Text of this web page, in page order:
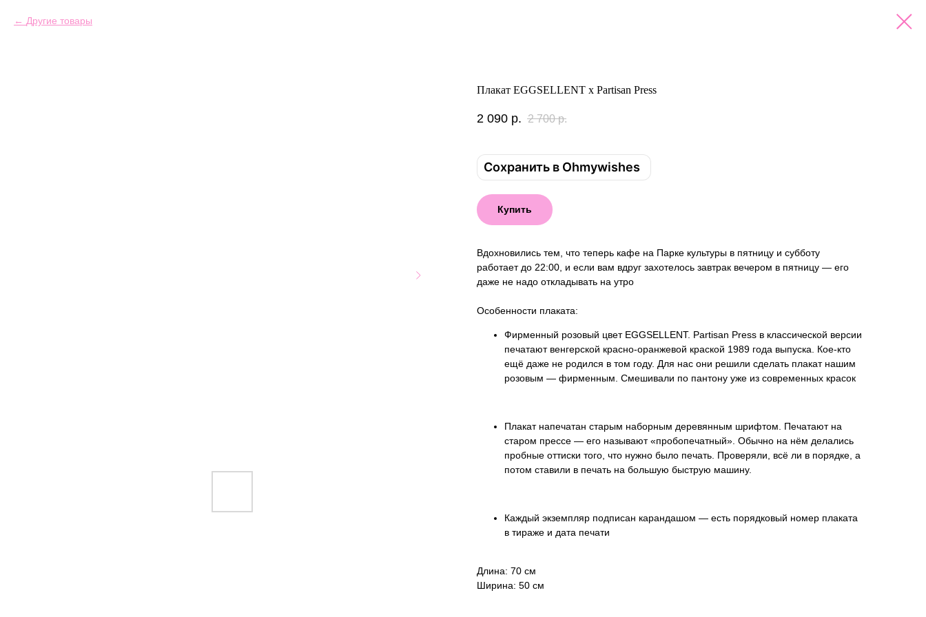
Другие товары
Плакат EGGSELLENT x Partisan Press
2 090 р. 2 700 р.
Сохранить в Ohmywishes
Купить
Вдохновились тем, что теперь кафе на Парке культуры в пятницу и субботу
работает до 22:00, и если вам вдруг захотелось завтрак вечером в пятницу — его
даже не надо откладывать на утро
Особенности плаката:
Фирменный розовый цвет EGGSELLENT. Partisan Press в классической версии
печатают венгерской красно-оранжевой краской 1989 года выпуска. Кое-кто
ещё даже не родился в том году. Для нас они решили сделать плакат нашим
розовым — фирменным. Смешивали по пантону уже из современных красок
Плакат напечатан старым наборным деревянным шрифтом. Печатают на
старом прессе — его называют «пробопечатный». Обычно на нём делались
пробные оттиски того, что нужно было печать. Проверяли, всё ли в порядке, а
потом ставили в печать на большую быструю машину.
Каждый экземпляр подписан карандашом — есть порядковый номер плаката
в тираже и дата печати
Длина: 70 см
Ширина: 50 см